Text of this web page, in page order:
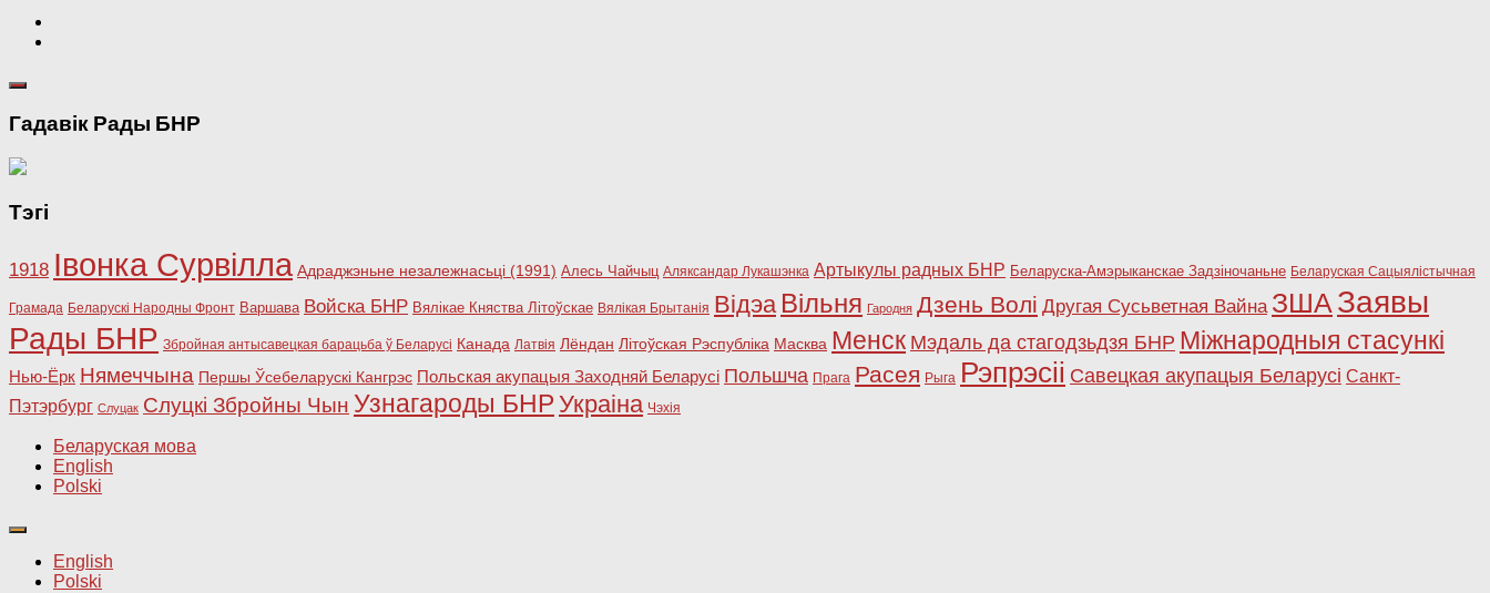
Гадавік Рады БНР
Тэгі
1918 Івонка Сурвілла Адраджэньне незалежнасьці (1991) Алесь Чайчыц Аляксандар Лукашэнка Артыкулы радных БНР Беларуска-Амэрыканскае Задзіночаньне Беларуская Сацыялістычная
Грамада Беларускі Народны Фронт Варшава Войска БНР Вялікае Княства Літоўскае Вялікая Брытанія Відэа Вільня Гародня Дзень Волі Другая Сусьветная Вайна ЗША Заявы
Рады БНР Збройная антысавецкая барацьба ў Беларусі Канада Латвія Лёндан Літоўская Рэспубліка Масква Менск Мэдаль да стагодзьдзя БНР Міжнародныя стасункі
Нью-Ёрк Нямеччына Першы Ўсебеларускі Кангрэс Польская акупацыя Заходняй Беларусі Польшча Прага Расея Рыга Рэпрэсіі Савецкая акупацыя Беларусі Санкт-
Пэтэрбург Слуцак Слуцкі Збройны Чын Узнагароды БНР Украіна Чэхія
Беларуская мова
English
Polski
English
Polski